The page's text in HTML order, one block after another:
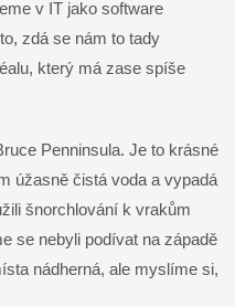
v IT jako software
zdá se nám to tady
který má zase spíše
Penninsula. Je to krásné
úžasně čistá voda a vypadá
šnorchlování k vrakům
se nebyli podívat na západě
nádherná, ale myslíme si,